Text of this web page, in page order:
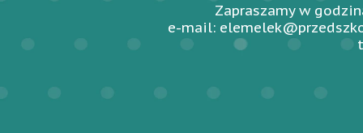
Zapraszamy w
e-mail: